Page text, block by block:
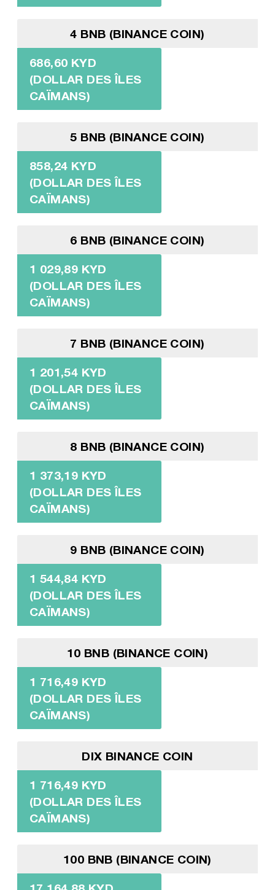
4 BNB (BINANCE COIN)
686,60 KYD
(DOLLAR DES ÎLES
CAÏMANS)
5 BNB (BINANCE COIN)
858,24 KYD
(DOLLAR DES ÎLES
CAÏMANS)
6 BNB (BINANCE COIN)
1 029,89 KYD
(DOLLAR DES ÎLES
CAÏMANS)
7 BNB (BINANCE COIN)
1 201,54 KYD
(DOLLAR DES ÎLES
CAÏMANS)
8 BNB (BINANCE COIN)
1 373,19 KYD
(DOLLAR DES ÎLES
CAÏMANS)
9 BNB (BINANCE COIN)
1 544,84 KYD
(DOLLAR DES ÎLES
CAÏMANS)
10 BNB (BINANCE COIN)
1 716,49 KYD
(DOLLAR DES ÎLES
CAÏMANS)
DIX BINANCE COIN
1 716,49 KYD
(DOLLAR DES ÎLES
CAÏMANS)
100 BNB (BINANCE COIN)